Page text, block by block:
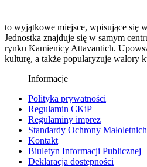
to wyjątkowe miejsce, wpisujące się
Jednostka znajduje się w samym
rynku Kamienicy Attavantich.
kulturę, a także popularyzuje walory
Informacje
Polityka prywatności
Regulamin CKiP
Regulaminy imprez
Standardy Ochrony Małoletnich
Kontakt
Biuletyn Informacji Publicznej
Deklaracja dostępności